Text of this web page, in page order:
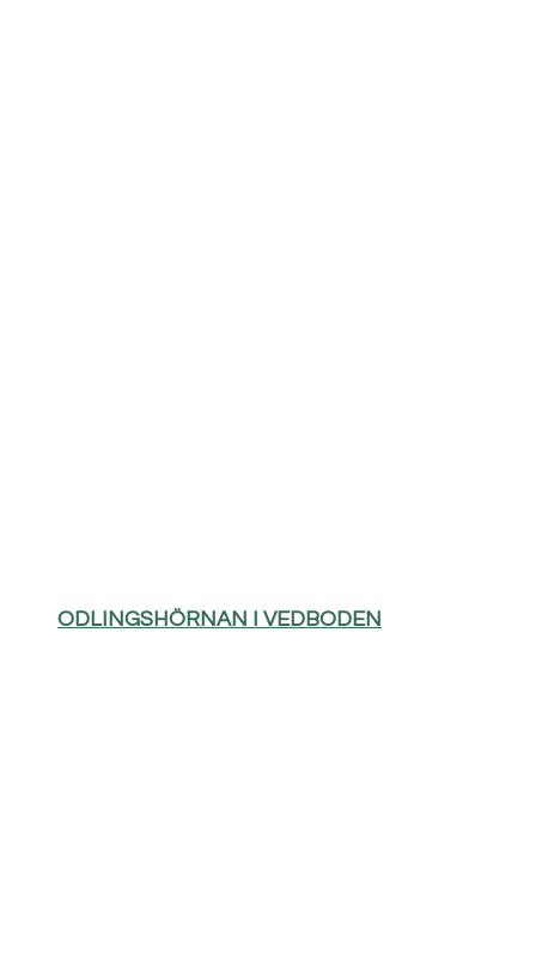
ODLINGSHÖRNAN I VEDBODEN